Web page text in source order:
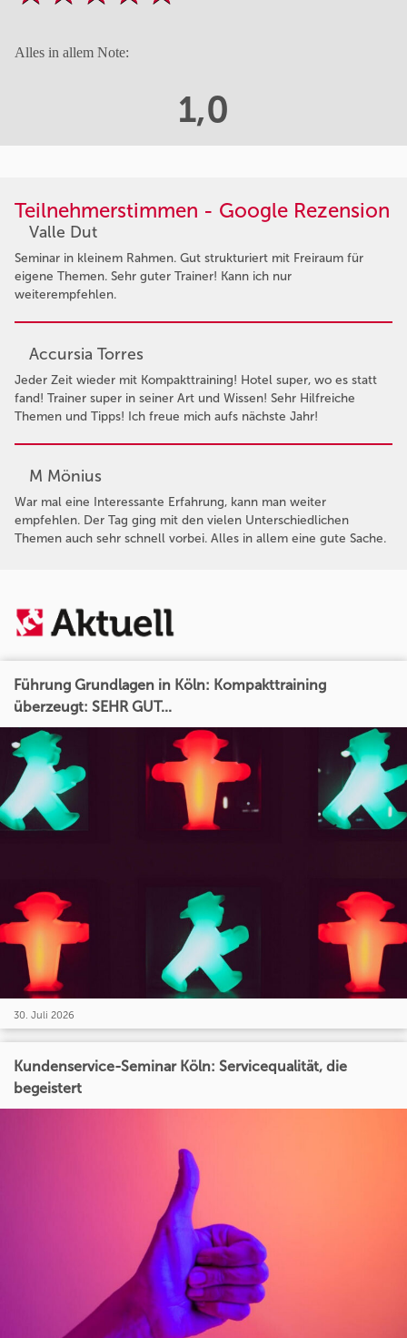
Alles in allem Note:
1,0
Teilnehmerstimmen - Google Rezension
Valle Dut
Seminar in kleinem Rahmen. Gut strukturiert mit Freiraum für
eigene Themen. Sehr guter Trainer! Kann ich nur
weiterempfehlen.
Accursia Torres
Jeder Zeit wieder mit Kompakttraining! Hotel super, wo es statt
fand! Trainer super in seiner Art und Wissen! Sehr Hilfreiche
Themen und Tipps! Ich freue mich aufs nächste Jahr!
M Mönius
War mal eine Interessante Erfahrung, kann man weiter
empfehlen. Der Tag ging mit den vielen Unterschiedlichen
Themen auch sehr schnell vorbei. Alles in allem eine gute Sache.
Führung Grundlagen in Köln: Kompakttraining
überzeugt: SEHR GUT...
30. Juli 2026
Kundenservice-Seminar Köln: Servicequalität, die
begeistert